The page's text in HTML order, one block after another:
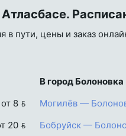
пути, цены и заказ
от 8 
20 
В город Болоновка
Могилёв —
Бобруйск —